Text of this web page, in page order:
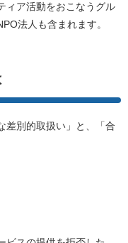
ィア活動をおこなうグル
法人も含まれます。
差別的取扱い」と、「合